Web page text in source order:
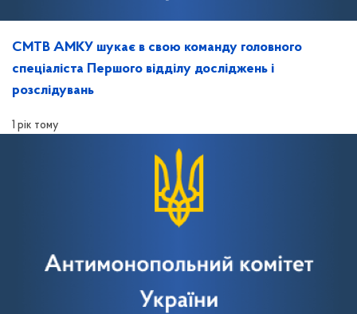
СМТВ АМКУ шукає в свою команду головного
спеціаліста Першого відділу досліджень і
розслідувань
1 рік тому